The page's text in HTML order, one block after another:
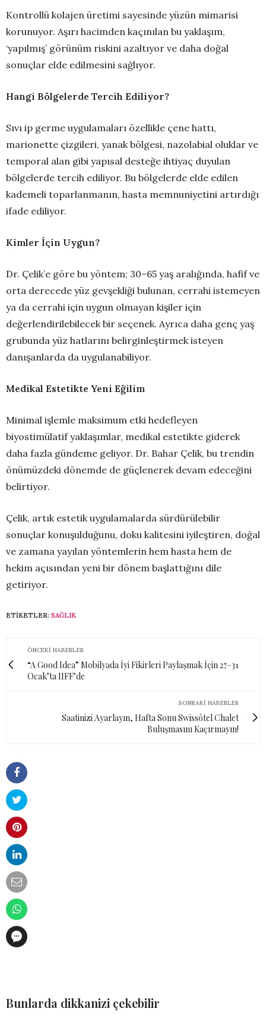
Kontrollü kolajen üretimi sayesinde yüzün mimarisi
korunuyor. Aşırı hacimden kaçınılan bu yaklaşım,
‘yapılmış’ görünüm riskini azaltıyor ve daha doğal
sonuçlar elde edilmesini sağlıyor.
Hangi Bölgelerde Tercih Ediliyor?
Sıvı ip germe uygulamaları özellikle çene hattı,
marionette çizgileri, yanak bölgesi, nazolabial oluklar ve
temporal alan gibi yapısal desteğe ihtiyaç duyulan
bölgelerde tercih ediliyor. Bu bölgelerde elde edilen
kademeli toparlanmanın, hasta memnuniyetini artırdığı
ifade ediliyor.
Kimler İçin Uygun?
Dr. Çelik’e göre bu yöntem; 30–65 yaş aralığında, hafif ve
orta derecede yüz gevşekliği bulunan, cerrahi istemeyen
ya da cerrahi için uygun olmayan kişiler için
değerlendirilebilecek bir seçenek. Ayrıca daha genç yaş
grubunda yüz hatlarını belirginleştirmek isteyen
danışanlarda da uygulanabiliyor.
Medikal Estetikte Yeni Eğilim
Minimal işlemle maksimum etki hedefleyen
biyostimülatif yaklaşımlar, medikal estetikte giderek
daha fazla gündeme geliyor. Dr. Bahar Çelik, bu trendin
önümüzdeki dönemde de güçlenerek devam edeceğini
belirtiyor.
Çelik, artık estetik uygulamalarda sürdürülebilir
sonuçlar konuşulduğunu, doku kalitesini iyileştiren, doğal
ve zamana yayılan yöntemlerin hem hasta hem de
hekim açısından yeni bir dönem başlattığını dile
getiriyor.
ETIKETLER: SAĞLIK
ÖNCEKI HABERLER
“A Good Idea” Mobilyada İyi Fikirleri Paylaşmak İçin 27–31
Ocak’ta IIFF’de
SONRAKI HABERLER
Saatinizi Ayarlayın, Hafta Sonu Swissôtel Chalet
Buluşmasını Kaçırmayın!
Bunlarda dikkanizi çekebilir